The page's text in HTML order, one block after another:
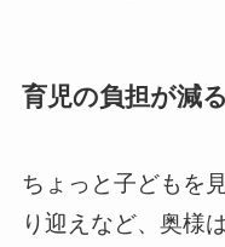
育児の負担が減る
ちょっと子どもを
り迎えなど、奥様